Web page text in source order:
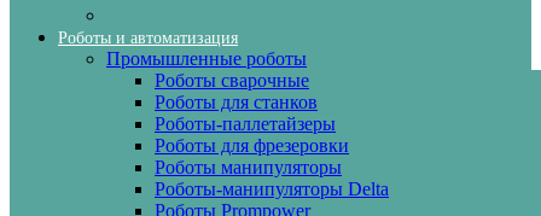
Роботы и автоматизация
Промышленные роботы
Роботы сварочные
Роботы для станков
Роботы-паллетайзеры
Роботы для фрезеровки
Роботы манипуляторы
Роботы-манипуляторы Delta
Роботы Prompower